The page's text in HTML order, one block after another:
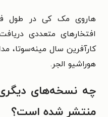
هاروی مک کی در طول
افتخارهای متعددی
کارآفرین سال مینه‌سوتا،
هوراشیو الجر.
چه نسخه‌های دیگری
منتشر شده است؟